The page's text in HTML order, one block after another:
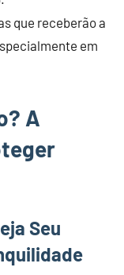
que receberão a
em
A
Seu